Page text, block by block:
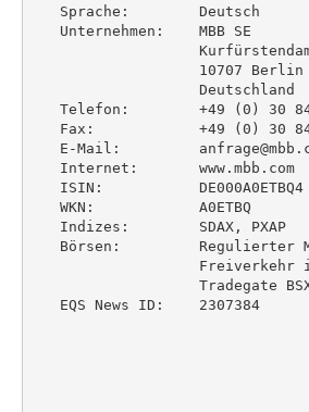
   Sprache:        Deutsch
   Unternehmen:    MBB SE
                   10707 Berlin
                   Deutschland
Telefon:        +49 (0) 30
Fax:            +49 (0) 30
E-Mail:
   Internet:       www.mbb.com
   ISIN:           DE000A0ETBQ4
   WKN:            A0ETBQ
   Indizes:        SDAX, PXAP
Börsen:         Regulierter
Freiverkehr
Tradegate
   EQS News ID:    2307384